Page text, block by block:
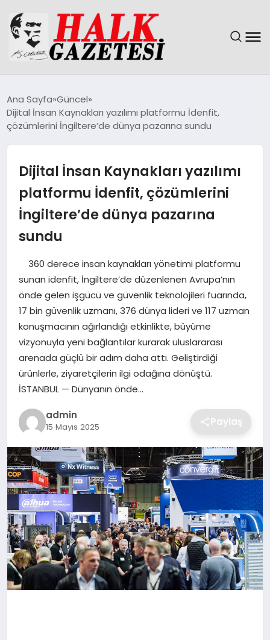
DÜNYA
EKONOMI
MAGAZIN
SIYASET
SPOR
TEKNOLOJI
YAŞAM
Ana Sayfa Güncel
Dijital İnsan Kaynakları yazılımı platformu İdenfit,
çözümlerini İngiltere’de dünya pazarına sundu
Dijital İnsan Kaynakları yazılımı
platformu İdenfit, çözümlerini
İngiltere’de dünya pazarına
sundu
360 derece insan kaynakları yönetimi platformu
sunan idenfit, İngiltere’de düzenlenen Avrupa’nın
önde gelen işgücü ve güvenlik teknolojileri fuarında,
17 bin güvenlik uzmanı, 376 dünya lideri ve 117 uzman
konuşmacının ağırlandığı etkinlikte, büyüme
vizyonuyla yeni bağlantılar kurarak uluslararası
arenada güçlü bir adım daha attı. Geliştirdiği
ürünlerle, ziyaretçilerin ilgi odağına dönüştü.
İSTANBUL — Dünyanın önde…
admin
15 Mayıs 2025 Paylaş